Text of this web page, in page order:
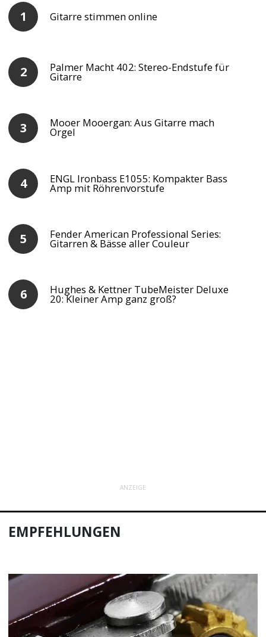
Gitarre stimmen online
Palmer Macht 402: Stereo-Endstufe für
Gitarre
Mooer Mooergan: Aus Gitarre mach
Orgel
ENGL Ironbass E1055: Kompakter Bass
Amp mit Röhrenvorstufe
Fender American Professional Series:
Gitarren & Bässe aller Couleur
Hughes & Kettner TubeMeister Deluxe
20: Kleiner Amp ganz groß?
ANZEIGE
EMPFEHLUNGEN